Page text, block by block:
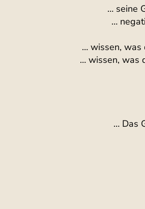
… seine
…
… wissen, was
… wissen, was
… Das